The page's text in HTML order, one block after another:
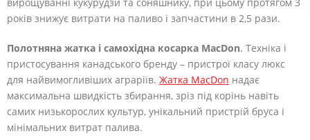
років знижує витрати на паливо і запчастини в 2,5 рази.
Полотняна жатка і самохідна косарка MacDon. Техніка і
пристосування канадського бренду – пристрої класу люкс
для найвимогливіших аграріїв. Жатка MacDon надає
максимальна швидкість збирання, зріз під корінь навіть
самих низькорослих культур, унікальний пристрій бруса і
мінімальних витрат палива.